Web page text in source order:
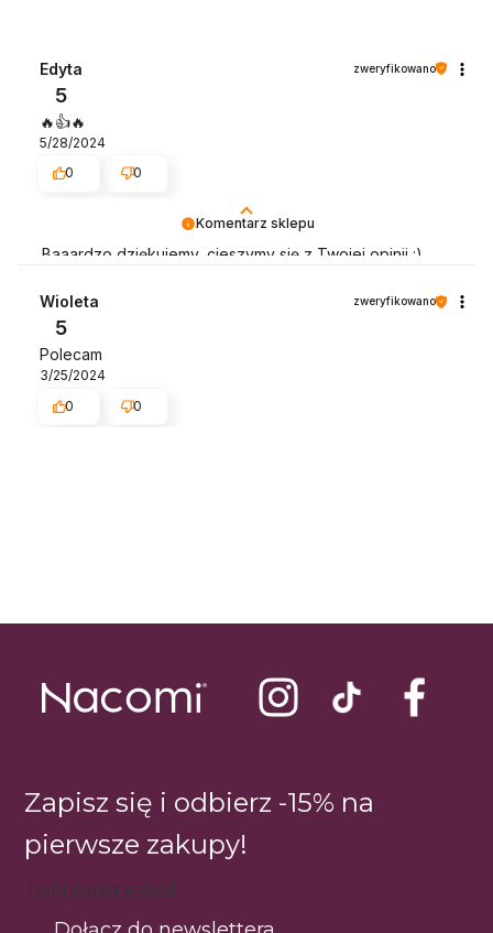
Komentarz sklepu
Baaardzo dziękujemy, cieszymy się z Twojej opinii :)
Edyta zweryfikowano
5
🔥👍️🔥
5/28/2024
0
0
Wioleta zweryfikowano
5
Polecam
3/25/2024
0
0
Zapisz się i odbierz -15% na
pierwsze zakupy!
Twój adres e-mail